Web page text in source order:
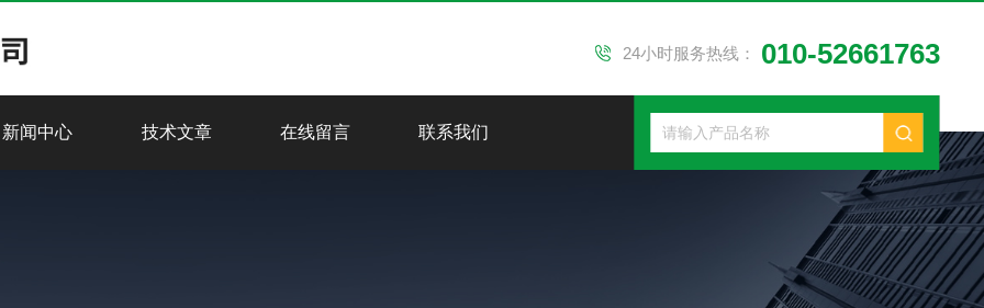
24小时服务热线： 010-52661763
新闻中心 技术文章 在线留言 联系我们